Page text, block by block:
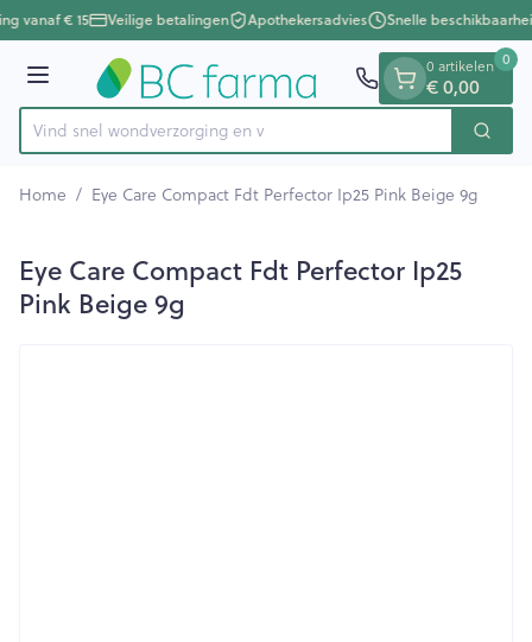
Ga naar de inhoud
1 van 1
vanaf € 15 Veilige betalingen Apothekersadvies Snelle
Menu
Product, merk, categorie...
Vind snel wondverzor Zoek
0 artikelen
€ 0,00
0
Home / Eye Care Compact Fdt Perfector Ip25 Pink Beige 9g
Eye Care Compact Fdt Perfector Ip25
Pink Beige 9g